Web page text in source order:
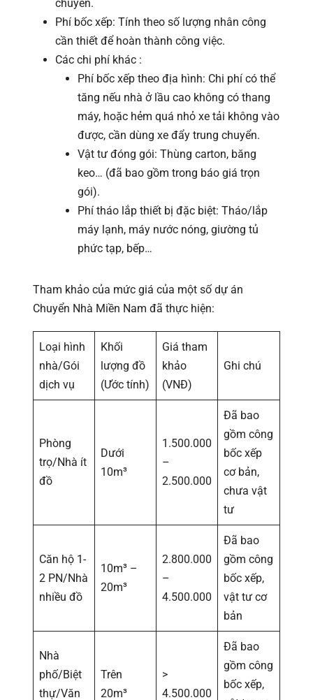
chuyển.
Phí bốc xếp: Tính theo số lượng nhân công
cần thiết để hoàn thành công việc.
Các chi phí khác :
Phí bốc xếp theo địa hình: Chi phí có thể
tăng nếu nhà ở lầu cao không có thang
máy, hoặc hẻm quá nhỏ xe tải không vào
được, cần dùng xe đẩy trung chuyển.
Vật tư đóng gói: Thùng carton, băng
keo… (đã bao gồm trong báo giá trọn
gói).
Phí tháo lắp thiết bị đặc biệt: Tháo/lắp
máy lạnh, máy nước nóng, giường tủ
phức tạp, bếp…
Tham khảo của mức giá của một số dự án
Chuyển Nhà Miền Nam đã thực hiện:
Loại hình
nhà/Gói
dịch vụ
Khối
lượng đồ
(Ước tính)
Giá tham
khảo
(VNĐ)
Ghi chú
Phòng
trọ/Nhà ít
đồ
Dưới
10m³
1.500.000
–
2.500.000
Đã bao
gồm công
bốc xếp
cơ bản,
chưa vật
tư
Căn hộ 1-
2 PN/Nhà
nhiều đồ
10m³ –
20m³
2.800.000
–
4.500.000
Đã bao
gồm công
bốc xếp,
vật tư cơ
bản
Nhà
phố/Biệt
thự/Văn
Trên
20m³
>
4.500.000
Đã bao
gồm công
bốc xếp,